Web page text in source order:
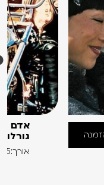
אדם
גורלו
אורך:95 דקות